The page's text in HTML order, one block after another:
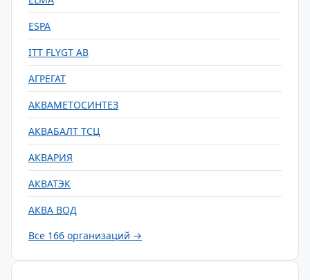
ESPA
ITT FLYGT AB
АГРЕГАТ
АКВАМЕТОСИНТЕЗ
АКВАБАЛТ ТСЦ
АКВАРИЯ
АКВАТЭК
АКВА ВОД
Все 166 организаций →